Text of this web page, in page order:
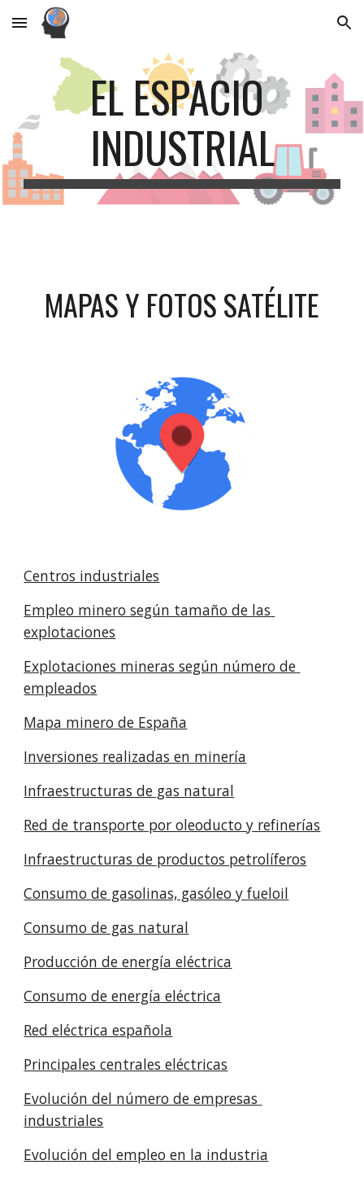
Skip to main content Skip to navigation
EL ESPACIO
INDUSTRIAL
MAPAS Y FOTOS SATÉLITE
Centros industriales
Empleo minero según tamaño de las
explotaciones
Explotaciones mineras según número de
empleados
Mapa minero de España
Inversiones realizadas en minería
Infraestructuras de gas natural
Red de transporte por oleoducto y refinerías
Infraestructuras de productos petrolíferos
Consumo de gasolinas, gasóleo y fueloil
Consumo de gas natural
Producción de energía eléctrica
Consumo de energía eléctrica
Red eléctrica española
Principales centrales eléctricas
Evolución del número de empresas
industriales
Evolución del empleo en la industria